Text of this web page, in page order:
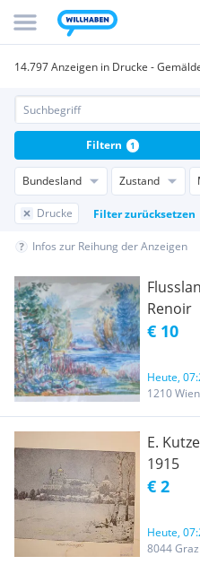
14.797 Anzeigen in Drucke -
Bundesland Zustand
Drucke Filter zurücksetzen
Filtern 1
Infos zur Reihung der Anzeigen
Renoir
€ 10
Heute,
1210
E.
1915
€ 2
Heute,
8044 Graz